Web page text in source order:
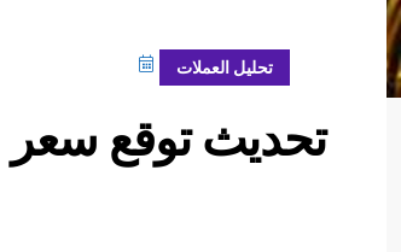
تحليل العملات
تحديث توقع سعر